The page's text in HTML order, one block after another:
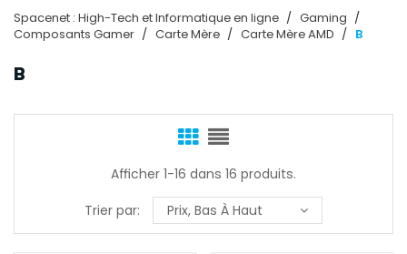
Spacenet : High-Tech et Informatique en ligne
Gaming
Composants Gamer
Carte Mère Carte Mère AMD B
B
Afficher 1-16 dans 16 produits.
Trier par:
Prix, Bas À Haut